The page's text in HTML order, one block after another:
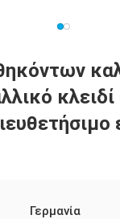
Γερμανία